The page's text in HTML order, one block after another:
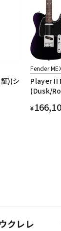
)(シ
Fender
Player II
(Dusk/
¥
ウクレレ